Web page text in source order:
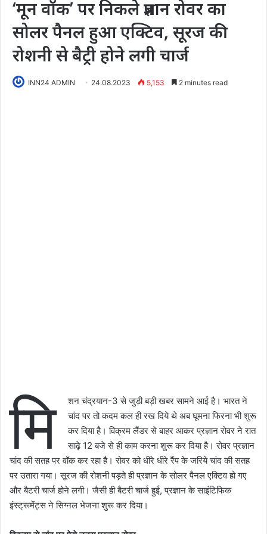
‘मून वॉक’ पर निकले प्रज्ञान रोवर का
सोलर पैनल हुआ एक्टिव, सूरज की
रोशनी से बैट्री होने लगी चार्ज
INN24 ADMIN 24.08.2023 5,153 2 minutes read
मि
शन चंद्रयान-3 से जुड़ी बड़ी खबर सामने आई है। भारत ने
चांद पर तो कदम कल ही रख दिये थे अब घूमना फिरना भी शुरू
कर दिया है। विक्रम लैंडर से बाहर आकर प्रज्ञान रोवर ने रात
साढ़े 12 बजे से ही काम करना शुरू कर दिया है। रोवर प्रज्ञान
चांद की सतह पर वॉक कर रहा है। रोवर को धीरे धीरे रैंप के जरिये चांद की सतह
पर उतारा गया। सूरज की रोशनी पड़ते ही प्रज्ञान के सोलर पैनल एक्टिव हो गए
और बैटरी चार्ज होने लगी। जैसी ही बैटरी चार्ज हुई, प्रज्ञान के साइंटिफिक
इंस्ट्रूमेंट्स ने सिग्नल भेजना शुरू कर दिया।